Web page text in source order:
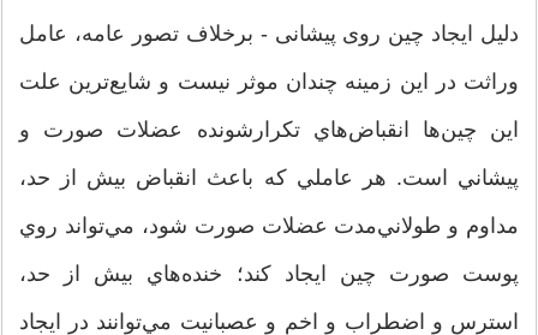
دلیل ایجاد چین روی پیشانی - برخلاف تصور عامه، عامل
وراثت در اين زمينه چندان موثر نيست و شايع‌ترين علت
اين چين‌ها انقباض‌هاي تكرارشونده عضلات صورت و
پيشاني است. هر عاملي كه باعث انقباض بيش از حد،
مداوم و طولاني‌مدت عضلات صورت شود، مي‌تواند روي
پوست صورت چين ايجاد كند؛ خنده‌هاي بيش از حد،
استرس و اضطراب و اخم و عصبانيت مي‌توانند در ايجاد